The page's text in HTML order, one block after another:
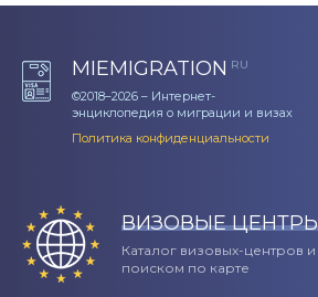
MIEMIGRATION RU
©2018–2026 – Интернет-
энциклопедия о миграции и визах
Политика конфиденциальности
ВИЗОВЫЕ
Каталог визовых-центров
поиском по карте